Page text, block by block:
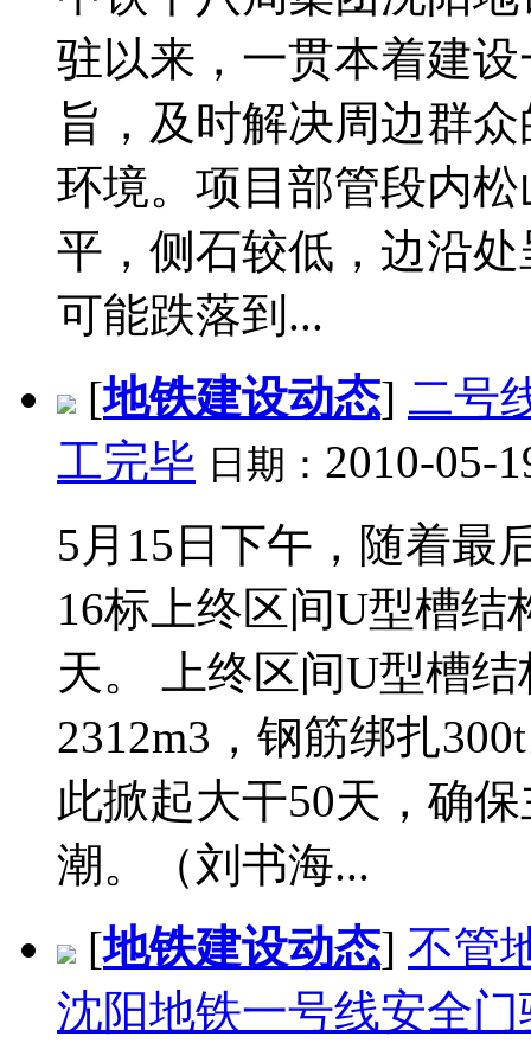
驻以来，一贯本着建
旨，及时解决周边群
环境。项目部管段内
平，侧石较低，边沿
可能跌落到...
[地铁建设动态] 二号
工完毕 日期： 2010-05-
5月15日下午，随着最
16标上终区间U型槽
天。 上终区间U型槽
2312m3，钢筋绑扎
此掀起大干50天，确
潮。（刘书海...
[地铁建设动态] 不管
沈阳地铁一号线安全